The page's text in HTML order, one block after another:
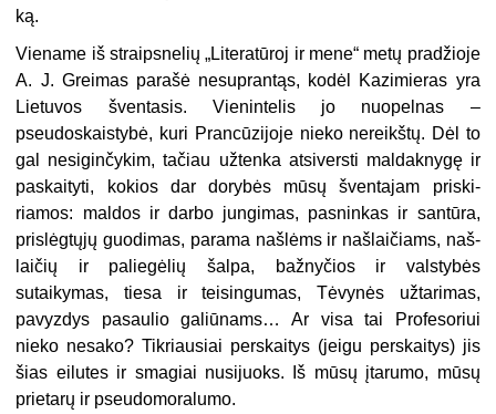
ką.
Viename iš straipsnelių „Literatūroj ir mene“ metų pradžioje
A. J. Greimas parašė nesuprantąs, kodėl Kazimieras yra
Lietuvos šventasis. Vienintelis jo nuopelnas –
pseudoskaistybė, kuri Prancūzijoje nieko nereikštų. Dėl to
gal nesiginčykim, tačiau užtenka atsi­versti maldaknygę ir
paskaityti, kokios dar dorybės mūsų šventajam priski­
riamos: maldos ir darbo jungimas, pas­ninkas ir santūra,
prislėgtųjų guodimas, parama našlėms ir našlaičiams, naš­
laičių ir paliegėlių šalpa, bažnyčios ir valstybės
sutaikymas, tiesa ir teisin­gumas, Tėvynės užtarimas,
pavyzdys pasaulio galiūnams… Ar visa tai Pro­fesoriui
nieko nesako? Tikriausiai per­skaitys (jeigu perskaitys) jis
šias eilutes ir smagiai nusijuoks. Iš mūsų įtarumo, mūsų
prietarų ir pseudomoralumo.